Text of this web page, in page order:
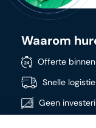
Waarom
Offerte
Snelle
Geen